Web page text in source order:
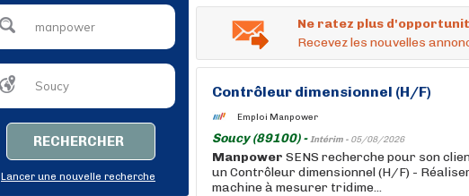
RECHERCHER
Lancer une nouvelle recherche
Ne ratez plus
Recevez les nouvelles
Contrôleur dimensionnel (H/F)
Emploi Manpower
Soucy (89100) -Intérim - 05/08/2026
Manpower SENS recherche pour son
un Contrôleur dimensionnel (H/F) -
machine à mesurer tridime...